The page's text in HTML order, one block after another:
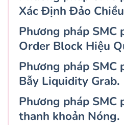
Xác Định Đảo
Phương pháp SMC
Order Block Hiệu
Phương pháp SMC
Bẫy Liquidity Grab.
Phương pháp SMC
thanh khoản Nóng.